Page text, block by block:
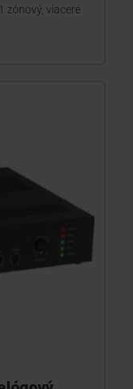
zónový, viaceré